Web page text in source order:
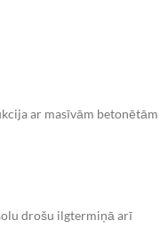
ar masīvām betonētām
drošu ilgtermiņā arī